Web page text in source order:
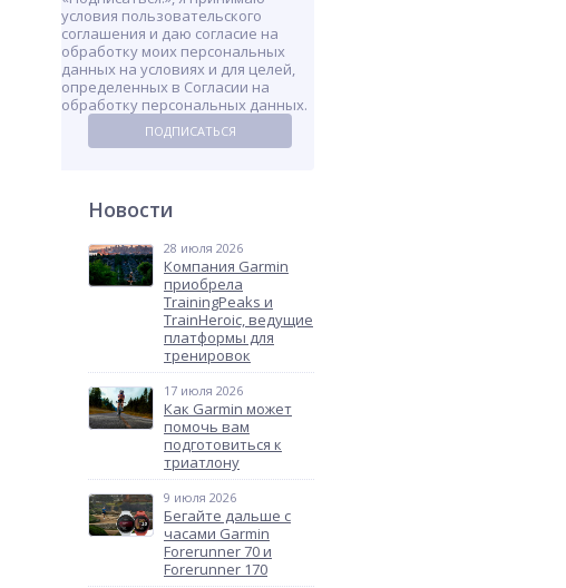
условия пользовательского
соглашения и даю согласие на
обработку моих персональных
данных на условиях и для целей,
определенных в Согласии на
обработку персональных данных.
ПОДПИСАТЬСЯ
Новости
28 июля 2026
Компания Garmin
приобрела
TrainingPeaks и
TrainHeroic, ведущие
платформы для
тренировок
17 июля 2026
Как Garmin может
помочь вам
подготовиться к
триатлону
9 июля 2026
Бегайте дальше с
часами Garmin
Forerunner 70 и
Forerunner 170